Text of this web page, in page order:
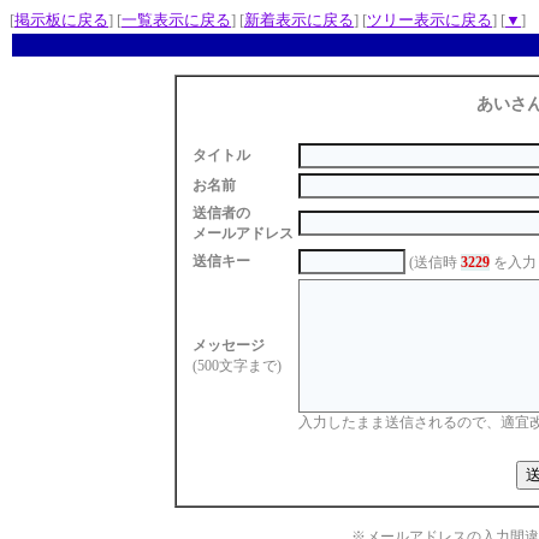
[掲示板に戻る] [一覧表示に戻る] [新着表示に戻る] [ツリー表示に戻る] [▼ ]
あいさ
タイトル
お名前
送信者の
メールアドレス
送信キー
(送信時 3229を入力
メッセージ
(500文字まで)
入力したまま送信されるので、適宜